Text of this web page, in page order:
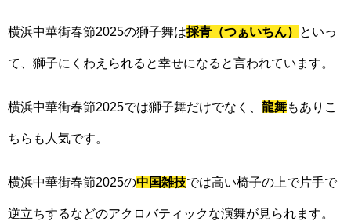
横浜中華街春節2025の獅子舞は採青（つぁいちん） といっ
て、獅子にくわえられると幸せになると言われています。
横浜中華街春節2025では獅子舞だけでなく、 龍舞もありこ
ちらも人気です。
横浜中華街春節2025の中国雑技では高い椅子の上で片手で
逆立ちするなどのアクロバティックな演舞が見られます。